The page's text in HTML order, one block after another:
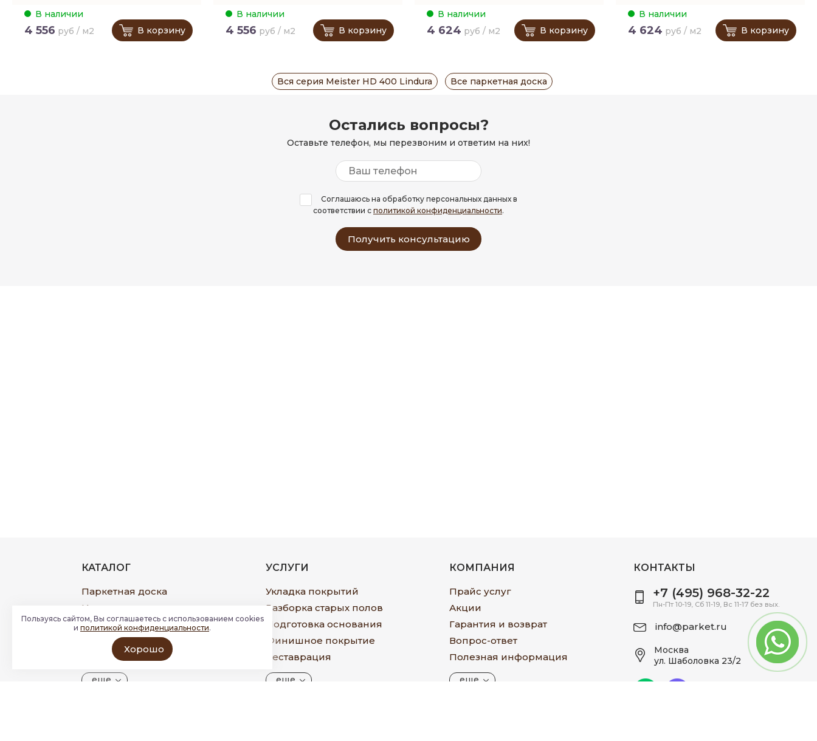
В наличии
4 556 руб / м2 В корзину
В наличии
4 556 руб / м2 В корзину
В наличии
4 624 руб / м2 В корзину
В наличии
4 624 руб / м2 В корзину
Вся серия Meister HD 400 Lindura Все паркетная доска
Остались вопросы?
Оставьте телефон, мы перезвоним и ответим на них!
Соглашаюсь на обработку персональных данных в
соответствии с политикой конфиденциальности.
Получить консультацию
КАТАЛОГ
Паркетная доска
Инженерная доска
Широкоформатная доска
Виниловый ламинат
Модульный паркет
еще
УСЛУГИ
Укладка покрытий
Разборка старых полов
Подготовка основания
Финишное покрытие
Реставрация
еще
КОМПАНИЯ
Прайс услуг
Акции
Гарантия и возврат
Вопрос-ответ
Полезная информация
еще
КОНТАКТЫ
+7 (495) 968-32-22
Пн-Пт 10-19, Сб 11-19, Вс 11-17 без вых.
info@parket.ru
Москва
ул. Шаболовка 23/2
Пользуясь сайтом, Вы соглашаетесь с использованием cookies
и политикой конфиденциальности.
Хорошо